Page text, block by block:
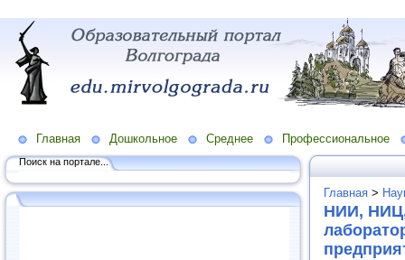
Главная Дошкольное Среднее Профессиональное
Поиск на портале...
Главная >
НИИ, НИЦ,